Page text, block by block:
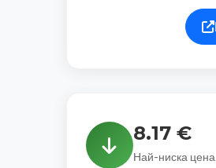
8.17 €
Най-ниска цена